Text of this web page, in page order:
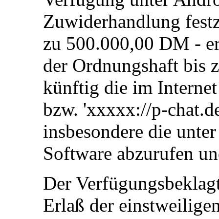
Zuwiderhandlung
zu 500.000,00 DM -
der Ordnungshaft bis
künftig die im
bzw. 'xxxxx://p-
insbesondere die
Software abzurufen
Der
Erlaß der